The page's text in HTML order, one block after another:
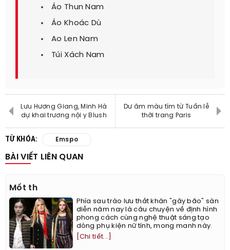
Áo Thun Nam
Áo Khoác Dù
Ao Len Nam
Túi Xách Nam
Lưu Hương Giang, Minh Hà
dự khai trương nội y Blush
Dư âm màu tím từ Tuần lễ
thời trang Paris
TỪ KHÓA: Emspo
BÀI VIẾT LIÊN QUAN
Mốt th
Phía sau trào lưu thắt khăn "gây bão" sàn
diễn năm nay là câu chuyện về định hình
phong cách cùng nghệ thuật sáng tạo
dòng phụ kiện nữ tính, mong manh này.
[Chi tiết...]